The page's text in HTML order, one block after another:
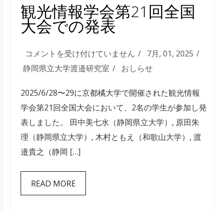
観光情報学会第21回全国
大会での発表
観
光
報
学
会
第
21
回
全
コメントを受け付けていません
7月, 01, 2025
静岡県立大学渡邉研究室
おしらせ
2025/6/28〜29に京都橘大学で開催された観光情報
学会第21回全国大会において、2名の学生が参加し発
表しました。 田中美七水（静岡県立大学）, 原田朱
理（静岡県立大学）, 木村ともえ（和歌山大学）, 渡
邉貴之（静岡 […]
READ MORE